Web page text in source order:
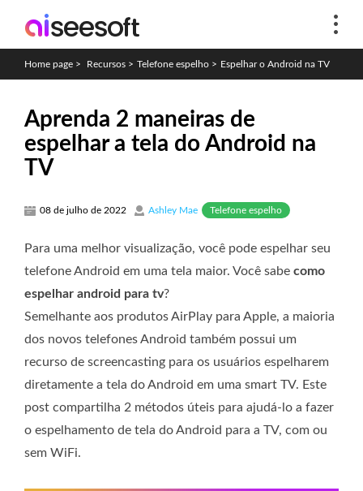
Home page > Recursos > Telefone espelho > Espelhar o Android na TV
Aprenda 2 maneiras de
espelhar a tela do Android na
TV
08 de julho de 2022 Ashley Mae Telefone espelho
Para uma melhor visualização, você pode espelhar seu
telefone Android em uma tela maior. Você sabe como
espelhar android para tv?
Semelhante aos produtos AirPlay para Apple, a maioria
dos novos telefones Android também possui um
recurso de screencasting para os usuários espelharem
diretamente a tela do Android em uma smart TV. Este
post compartilha 2 métodos úteis para ajudá-lo a fazer
o espelhamento de tela do Android para a TV, com ou
sem WiFi.